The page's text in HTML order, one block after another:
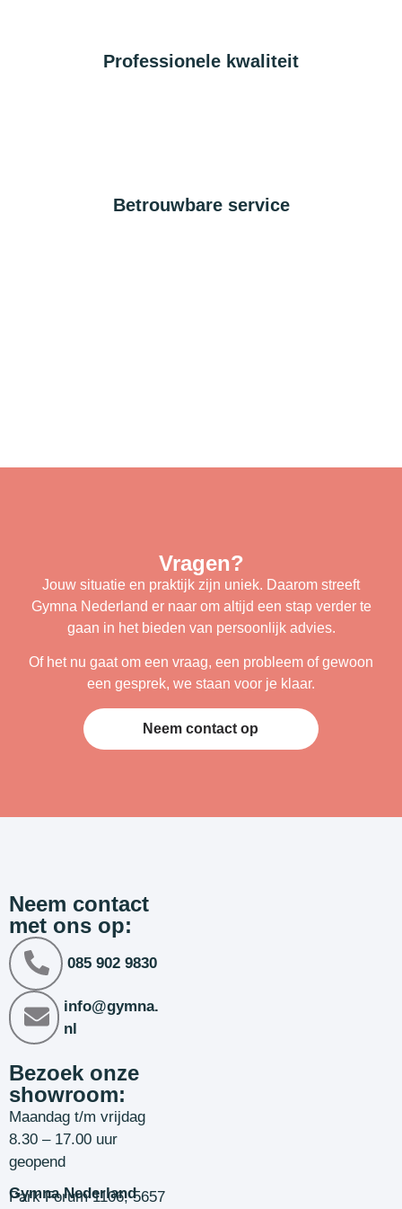
Professionele kwaliteit
Betrouwbare service
Vragen?
Jouw situatie en praktijk zijn uniek. Daarom streeft
Gymna Nederland er naar om altijd een stap verder te
gaan in het bieden van persoonlijk advies.
Of het nu gaat om een vraag, een probleem of gewoon
een gesprek, we staan voor je klaar.
Neem contact op
Neem contact
met ons op:
085 902 9830
info@gymna.
nl
Bezoek onze
showroom:
Maandag t/m vrijdag
8.30 – 17.00 uur
geopend
Gymna Nederland
Park Forum 1106, 5657